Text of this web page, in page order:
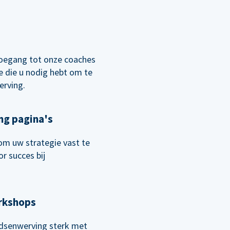
tot onze coaches
die u nodig hebt om te
pagina's
uw strategie vast te
succes bij
sterk met